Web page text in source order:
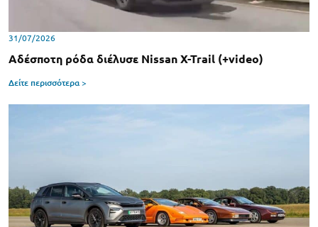
31/07/2026
Αδέσποτη ρόδα διέλυσε Nissan X-Trail (+video)
Δείτε περισσότερα >